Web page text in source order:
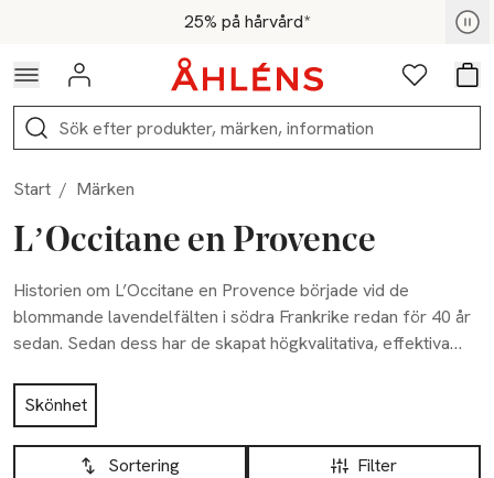
Hoppa till navigationsmenyn25% på hårvård*
För medlemmar - Shoppa nu
Logga in Favoriter
Sök
Start / Märken
L’Occitane en Provence
Historien om L’Occitane en Provence började vid de
blommande lavendelfälten i södra Frankrike redan för 40 år
sedan. Sedan dess har de skapat högkvalitativa, effektiva
huvudingredienser från Provence och medelhavsområdet.
Hitta din naturliga skönhet med L’Occitane en Provence!
L’Occitane nu är en certifierad B Corporation.
Hoppa till produktsidan
Skönhet
Hoppa till produktsidan
Filter
Sortering
Lista över produkter